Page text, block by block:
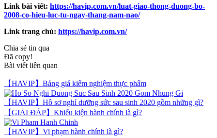
Link bài viết: https://havip.com.vn/luat-giao-thong-duong-bo-
2008-co-hieu-luc-tu-ngay-thang-nam-nao/
Link trang chủ: https://havip.com.vn/
Chia sẻ tin qua
Đã copy!
Bài viết liên quan
【HAVIP】Bảng giá kiểm nghiệm thực phẩm
【HAVIP】Hồ sơ nghỉ dưỡng sức sau sinh 2020 gồm những gì?
【GIẢI ĐÁP】Khiếu kiện hành chính là gì?
【HAVIP】Vi phạm hành chính là gì?